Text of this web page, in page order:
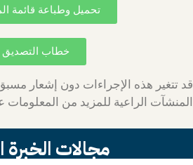
تحميل وطباعة قائمة
خطاب التصديق
قد تتغير هذه الإجراءات دون إشعار
المنشآت الراعية للمزيد من المعلومات
مجالات الخبرة